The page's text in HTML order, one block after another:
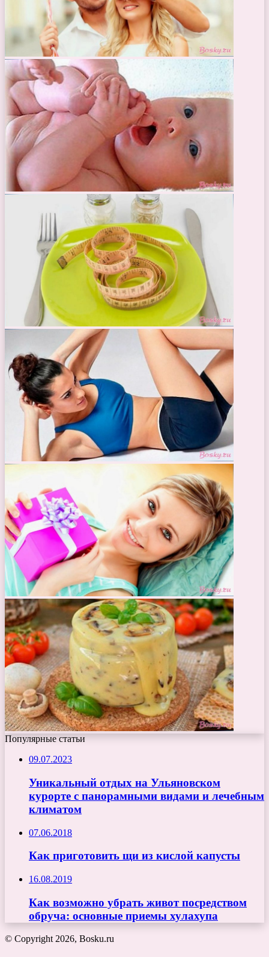
Популярные статьи
09.07.2023
Уникальный отдых на Ульяновском
курорте с панорамными видами и лечебным
климатом
07.06.2018
Как приготовить щи из кислой капусты
16.08.2019
Как возможно убрать живот посредством
обруча: основные приемы хулахупа
© Copyright 2026, Bosku.ru